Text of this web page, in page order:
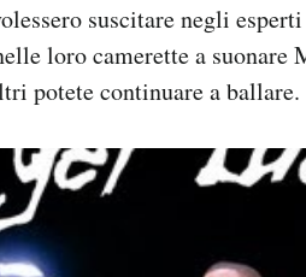
suscitare negli
loro camerette a suonare
potete continuare a ballare.